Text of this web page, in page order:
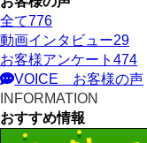
全て776
動画インタビュー29
お客様アンケート 474
VOICE
お客様の声
INFORMATION
おすすめ情報